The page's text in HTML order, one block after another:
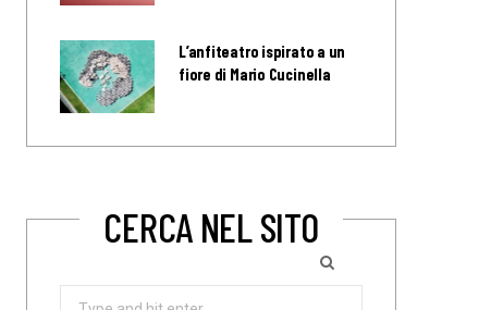
L’anfiteatro ispirato a un
fiore di Mario Cucinella
CERCA NEL SITO
Search